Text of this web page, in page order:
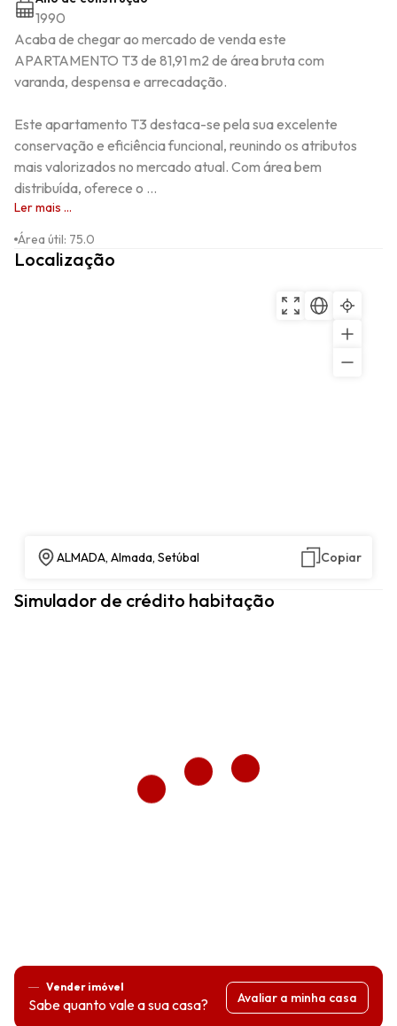
1990
Acaba de chegar ao mercado de venda este
APARTAMENTO T3 de 81,91 m2 de área bruta com
varanda, despensa e arrecadação.
Este apartamento T3 destaca-se pela sua excelente
conservação e eficiência funcional, reunindo os atributos
mais valorizados no mercado atual. Com área bem
distribuída, oferece o ...
Ler mais ...
Área útil: 75.0
Localização
ALMADA, Almada, Setúbal Copiar
Simulador de crédito habitação
Vender imóvel
Sabe quanto vale a sua casa? Avaliar a minha casa